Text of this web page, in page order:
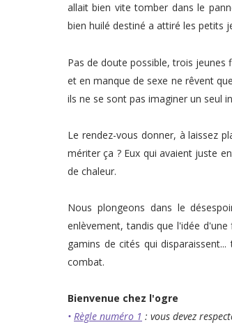
allait bien vite tomber dans le
bien huilé destiné a attiré les petits
Pas de doute possible, trois jeunes
et en manque de sexe ne rêvent
ils ne se sont pas imaginer un seul
Le rendez-vous donner, à laissez
mériter ça ? Eux qui avaient juste
de chaleur.
Nous plongeons dans le
enlèvement, tandis que l'idée
gamins de cités qui
combat.
Bienvenue chez l'ogre
• Règle numéro 1 : vous devez